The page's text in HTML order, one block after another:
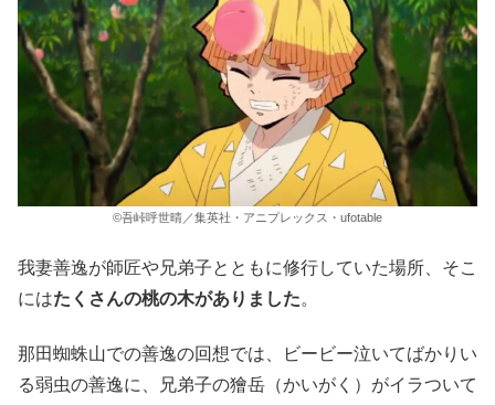
©吾峠呼世晴／集英社・アニプレックス・ufotable
我妻善逸が師匠や兄弟子とともに修行していた場所、そこ
にはたくさんの桃の木がありました。
那田蜘蛛山での善逸の回想では、ビービー泣いてばかりい
る弱虫の善逸に、兄弟子の獪岳（かいがく）がイラついて